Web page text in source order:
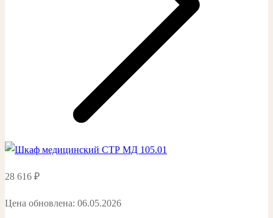
28 616 ₽
Цена обновлена: 06.05.2026